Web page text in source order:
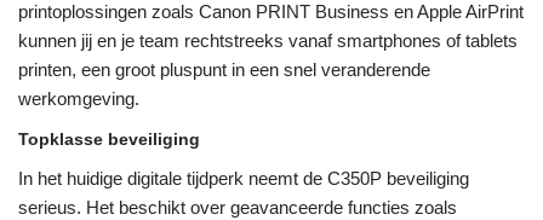
printoplossingen zoals Canon PRINT Business en Apple AirPrint
kunnen jij en je team rechtstreeks vanaf smartphones of tablets
printen, een groot pluspunt in een snel veranderende
werkomgeving.
Topklasse beveiliging
In het huidige digitale tijdperk neemt de C350P beveiliging
serieus. Het beschikt over geavanceerde functies zoals